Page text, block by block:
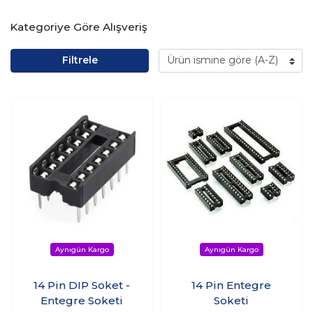
Kategoriye Göre Alışveriş
Filtrele
14 Pin DIP Soket -
Entegre Soketi
14 Pin Entegre
Soketi